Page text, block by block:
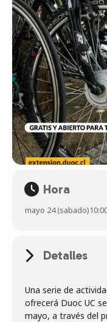
Hora
mayo 24 (sabado)
Detalles
Una serie de
ofrecerá Duoc UC
mayo, a través del